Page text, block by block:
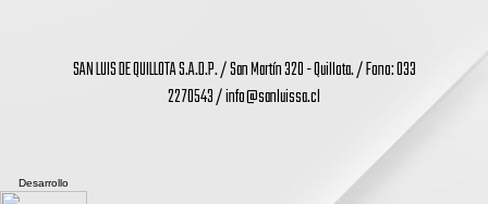
SAN LUIS DE QUILLOTA S.A.D.P. / San Martín 320 - Quillota. / Fono: 033
2270543 /info@sanluissa.cl
Desarrollo